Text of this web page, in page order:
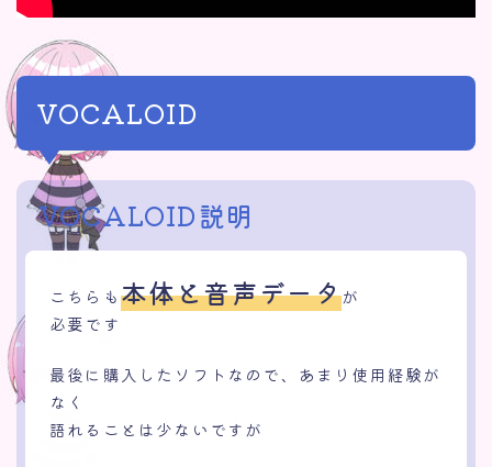
VOCALOID
VOCALOID説明
こちらも本体と音声データが
必要です
最後に購入したソフトなので、あまり使用経験が
なく
語れることは少ないですが